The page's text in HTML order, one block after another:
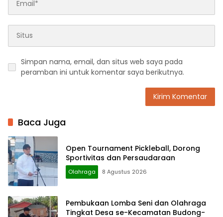
Simpan nama, email, dan situs web saya pada
peramban ini untuk komentar saya berikutnya.
Baca Juga
Open Tournament Pickleball, Dorong
Sportivitas dan Persaudaraan
Olahraga 8 Agustus 2026
Pembukaan Lomba Seni dan Olahraga
Tingkat Desa se-Kecamatan Budong-